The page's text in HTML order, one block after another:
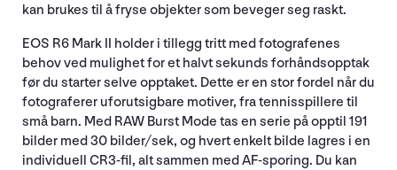
kan brukes til å fryse objekter som beveger seg raskt.
EOS R6 Mark II holder i tillegg tritt med fotografenes
behov ved mulighet for et halvt sekunds forhåndsopptak
før du starter selve opptaket. Dette er en stor fordel når du
fotograferer uforutsigbare motiver, fra tennisspillere til
små barn. Med RAW Burst Mode tas en serie på opptil 191
bilder med 30 bilder/sek, og hvert enkelt bilde lagres i en
individuell CR3-fil, alt sammen med AF-sporing. Du kan